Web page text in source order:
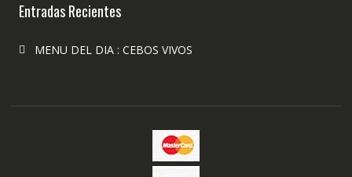
Entradas Recientes
MENU DEL DIA : CEBOS VIVOS